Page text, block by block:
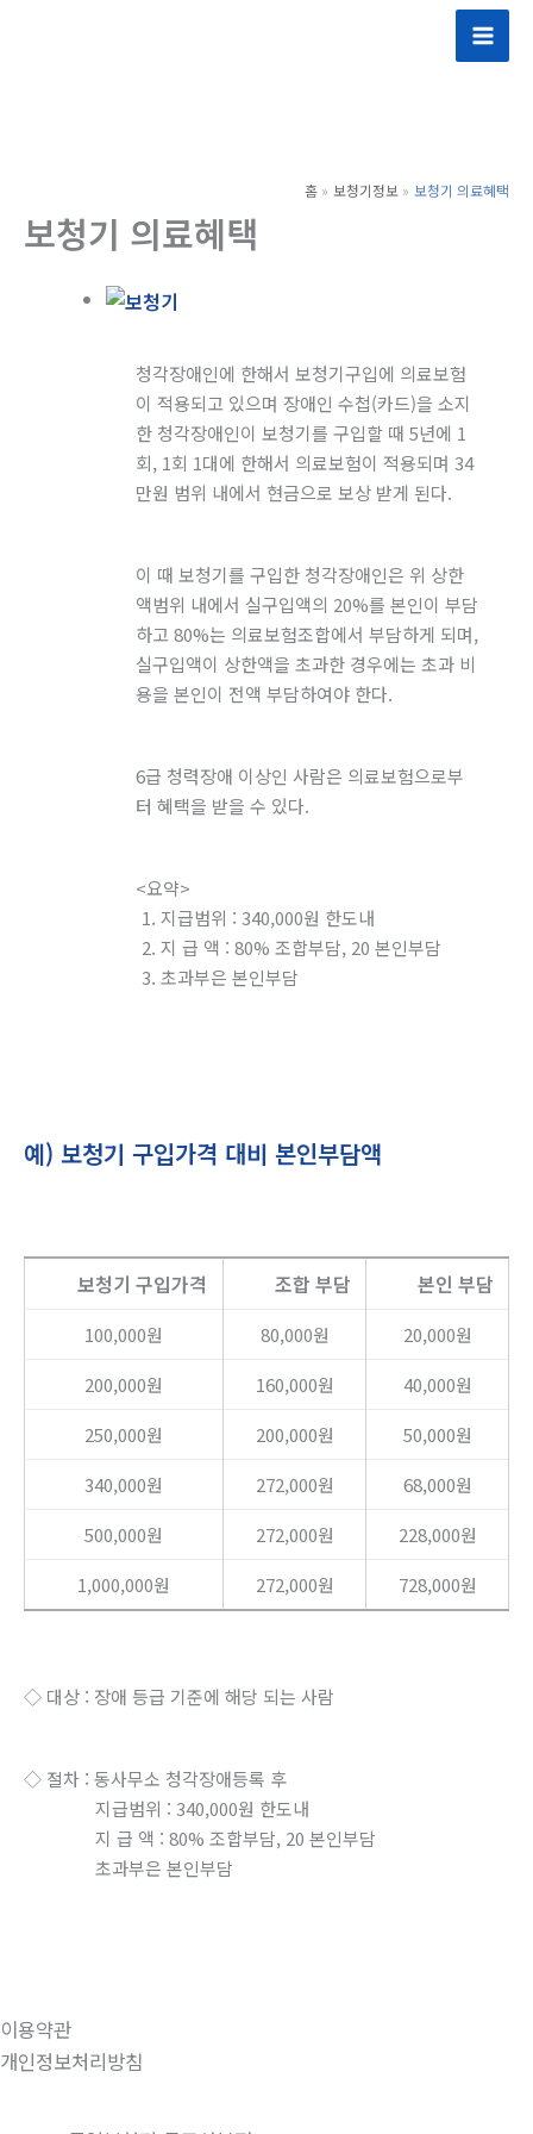
홈 보청기정보 보청기 의료혜택
보청기 의료혜택
청각장애인에 한해서 보청기구입에 의료보험
이 적용되고 있으며 장애인 수첩(카드)을 소지
한 청각장애인이 보청기를 구입할 때 5년에 1
회, 1회 1대에 한해서 의료보험이 적용되며 34
만원 범위 내에서 현금으로 보상 받게 된다.
이 때 보청기를 구입한 청각장애인은 위 상한
액범위 내에서 실구입액의 20%를 본인이 부담
하고 80%는 의료보험조합에서 부담하게 되며,
실구입액이 상한액을 초과한 경우에는 초과 비
용을 본인이 전액 부담하여야 한다.
6급 청력장애 이상인 사람은 의료보험으로부
터 혜택을 받을 수 있다.
<요약>
1. 지급범위 : 340,000원 한도내
2. 지 급 액 : 80% 조합부담, 20 본인부담
3. 초과부은 본인부담
예) 보청기 구입가격 대비 본인부담액
보청기 구입가격 조합 부담 본인 부담
100,000원 80,000원
20,000원
200,000원
160,000원
40,000원
250,000원
200,000원
50,000원
340,000원
272,000원
68,000원
500,000원
272,000원
228,000원
1,000,000원
272,000원 728,000원
◇ 대상 : 장애 등급 기준에 해당 되는 사람
◇ 절차 : 동사무소 청각장애등록 후
지급범위 : 340,000원 한도내
지 급 액 : 80% 조합부담, 20 본인부담
초과부은 본인부담
이용약관
개인정보처리방침